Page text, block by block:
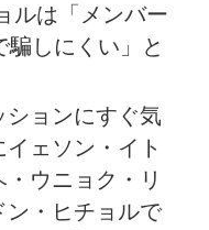
ルは「メンバー
騙しにくい」と
ションにすぐ気
ェソン・イト
ウニョク・リ
ン・ヒチョルで